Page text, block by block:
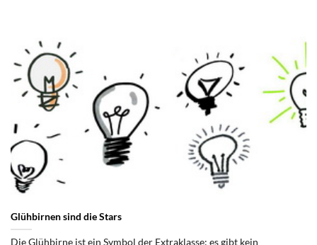
Glühbirnen sind die Stars
Die Glühbirne ist ein Symbol der Extraklasse: es gibt kein